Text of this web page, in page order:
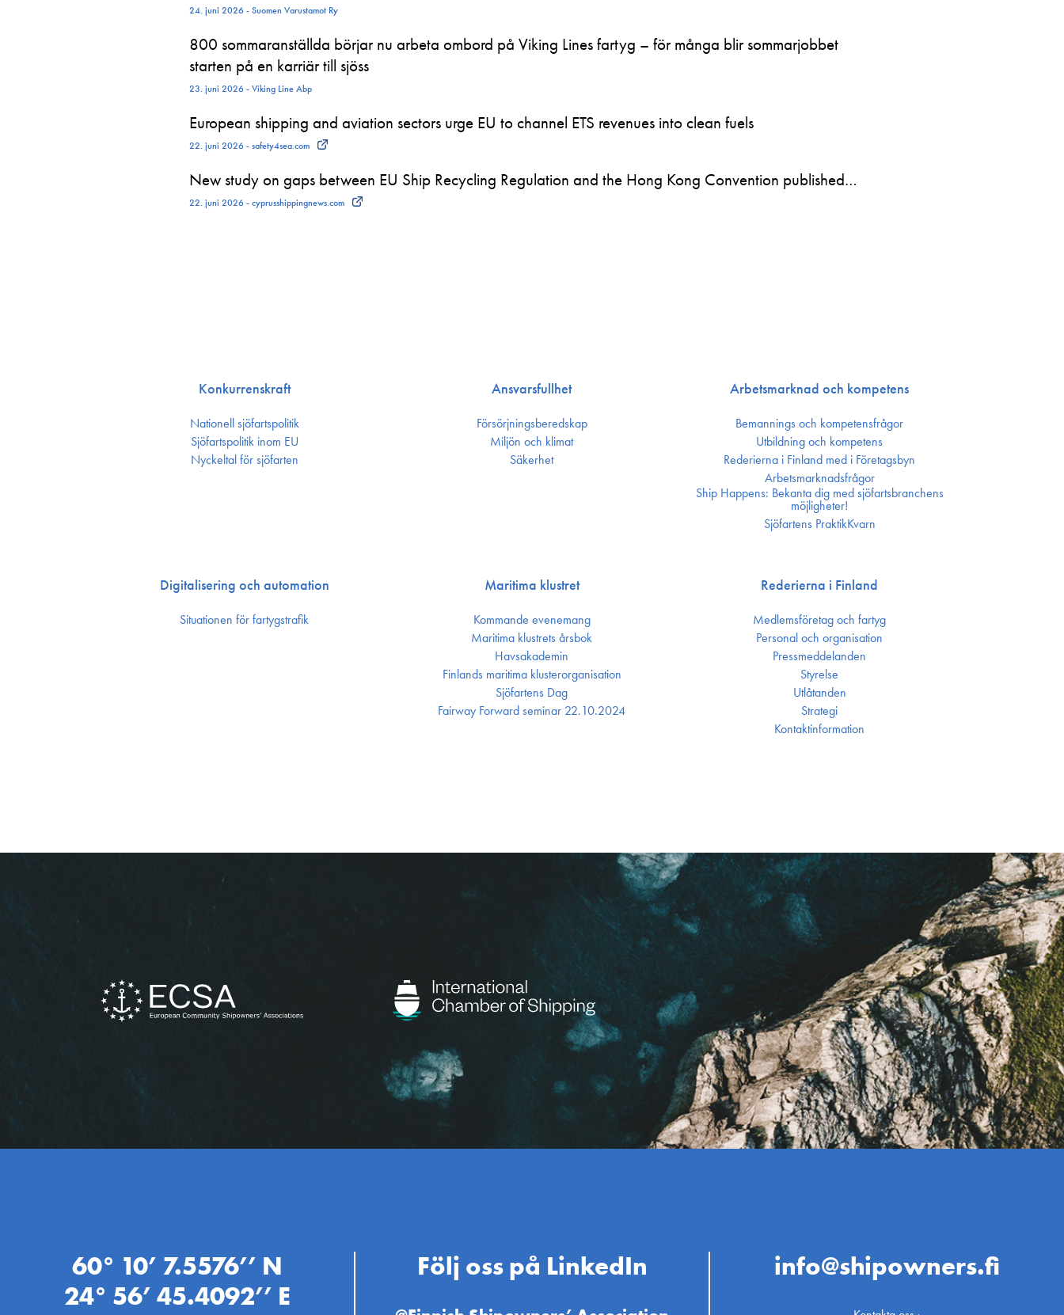
24. juni 2026 - Suomen Varustamot Ry
800 sommaranställda börjar nu arbeta ombord på Viking Lines fartyg – för många blir sommarjobbet
starten på en karriär till sjöss
23. juni 2026 - Viking Line Abp
European shipping and aviation sectors urge EU to channel ETS revenues into clean fuels
22. juni 2026 - safety4sea.com
New study on gaps between EU Ship Recycling Regulation and the Hong Kong Convention published…
22. juni 2026 - cyprusshippingnews.com
Konkurrenskraft
Nationell sjöfartspolitik
Sjöfarts­politik inom EU
Nyckeltal för sjöfarten
Ansvarsfullhet
Försörjnings­beredskap
Miljön och klimat
Säkerhet
Arbetsmarknad och kompetens
Bemannings och kompetens­frågor
Utbildning och kompetens
Rederierna i Finland med i Företagsbyn
Arbetsmarknadsfrågor
Ship Happens: Bekanta dig med sjöfartsbranchens
möjligheter!
Sjöfartens PraktikKvarn
Digitalisering och automation
Situationen för fartygstrafik
Maritima klustret
Kommande evenemang
Maritima klustrets årsbok
Havsakademin
Finlands maritima kluster­organisation
Sjöfartens Dag
Fairway Forward seminar 22.10.2024
Rederierna i Finland
Medlemsföretag och fartyg
Personal och organisation
Press­meddelanden
Styrelse
Utlåtanden
Strategi
Kontakt­information
60° 10’ 7.5576’’ N
24° 56’ 45.4092’’ E
Följ oss på LinkedIn info@shipowners.fi